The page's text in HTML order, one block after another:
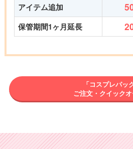
アイテム追加
保管期間1ヶ月延長
「コスプレパッ
ご注文・クイック